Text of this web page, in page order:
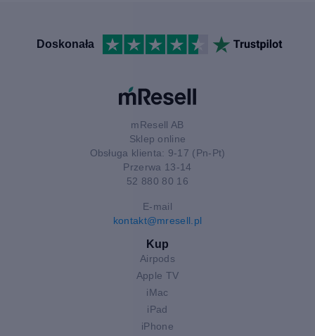
Doskonała
mResell AB
Sklep online
Obsługa klienta: 9-17 (Pn-Pt)
Przerwa 13-14
52 880 80 16
E-mail
kontakt@mresell.pl
Kup
Airpods
Apple TV
iMac
iPad
iPhone